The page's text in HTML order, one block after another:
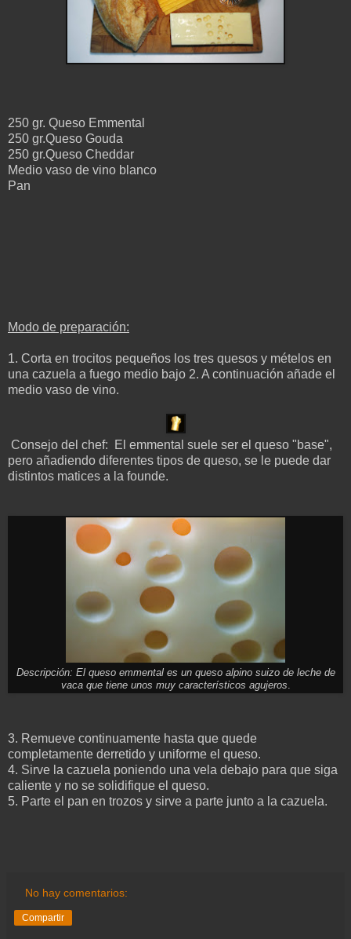
250 gr. Queso Emmental
250 gr.Queso Gouda
250 gr.Queso Cheddar
Medio vaso de vino blanco
Pan
Modo de preparación:
1. Corta en trocitos pequeños los tres quesos y mételos en
una cazuela a fuego medio bajo 2. A continuación añade el
medio vaso de vino.
Consejo del chef: El emmental suele ser el queso "base",
pero añadiendo diferentes tipos de queso, se le puede dar
distintos matices a la founde.
Descripción: El queso emmental es un queso alpino suizo de leche de
vaca que tiene unos muy característicos agujeros.
3. Remueve continuamente hasta que quede
completamente derretido y uniforme el queso.
4. Sirve la cazuela poniendo una vela debajo para que siga
caliente y no se solidifique el queso.
5. Parte el pan en trozos y sirve a parte junto a la cazuela.
No hay comentarios:
Compartir